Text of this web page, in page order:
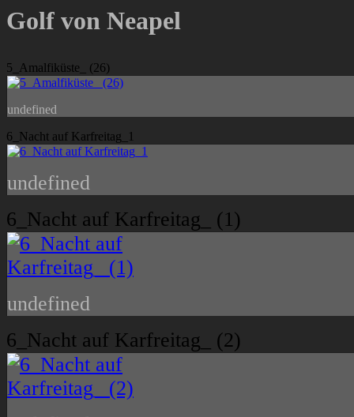
Golf von Neapel
5_Amalfiküste_ (26)
undefined
6_Nacht auf Karfreitag_1
undefined
6_Nacht auf Karfreitag_ (1)
undefined
6_Nacht auf Karfreitag_ (2)